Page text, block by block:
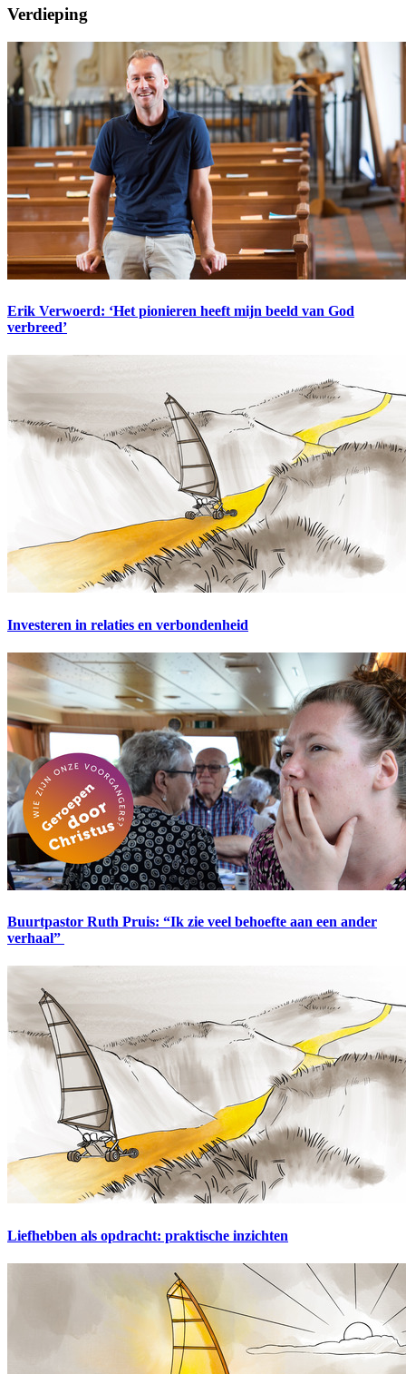
Verdieping
Erik Verwoerd: ‘Het pionieren heeft mijn beeld van God
verbreed’
Investeren in relaties en verbondenheid
Buurtpastor Ruth Pruis: “Ik zie veel behoefte aan een ander
verhaal”
Liefhebben als opdracht: praktische inzichten